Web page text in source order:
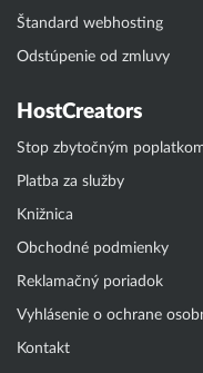
Štandard webhosting
Odstúpenie od zmluvy
HostCreators
Stop zbytočným
Platba za služby
Knižnica
Obchodné podmienky
Reklamačný poriadok
Vyhlásenie o ochrane
Kontakt